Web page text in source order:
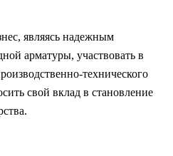
являясь надежным
арматуры, участвовать в
технического
свой вклад в становление